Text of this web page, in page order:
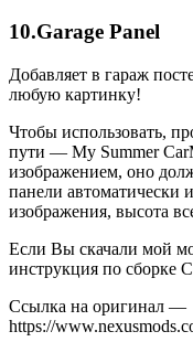
10.Garage Panel
Добавляет в гараж
любую картинку!
Чтобы использовать,
пути — My Summer
изображением, оно
панели автоматически
изображения, высота
Если Вы скачали мой
инструкция по сборке
Ссылка на оригинал —
https://